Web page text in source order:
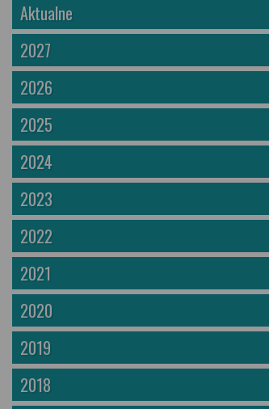
Aktualne
2027
2026
2025
2024
2023
2022
2021
2020
2019
2018